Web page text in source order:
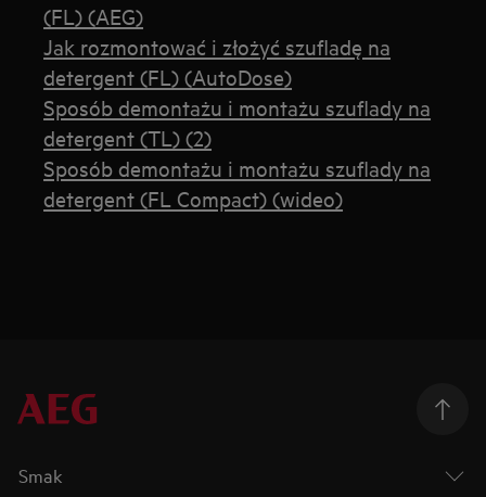
(FL) (AEG)
Jak rozmontować i złożyć szufladę na
detergent (FL) (AutoDose)
Sposób demontażu i montażu szuflady na
detergent (TL) (2)
Sposób demontażu i montażu szuflady na
detergent (FL Compact) (wideo)
Smak